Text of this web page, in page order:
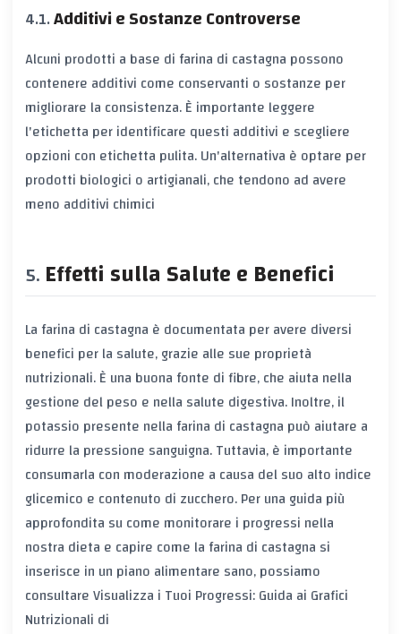
Additivi e Sostanze Controverse
Alcuni prodotti a base di farina di castagna possono
contenere additivi come conservanti o sostanze per
migliorare la consistenza. È importante leggere
l'etichetta per identificare questi additivi e scegliere
opzioni con etichetta pulita. Un'alternativa è optare per
prodotti biologici o artigianali, che tendono ad avere
meno additivi chimici
Effetti sulla Salute e Benefici
La farina di castagna è documentata per avere diversi
benefici per la salute, grazie alle sue proprietà
nutrizionali. È una buona fonte di fibre, che aiuta nella
gestione del peso e nella salute digestiva. Inoltre, il
potassio presente nella farina di castagna può aiutare a
ridurre la pressione sanguigna. Tuttavia, è importante
consumarla con moderazione a causa del suo alto indice
glicemico e contenuto di zucchero. Per una guida più
approfondita su come monitorare i progressi nella
nostra dieta e capire come la farina di castagna si
inserisce in un piano alimentare sano, possiamo
consultareVisualizza i Tuoi Progressi: Guida ai Grafici
Nutrizionali di